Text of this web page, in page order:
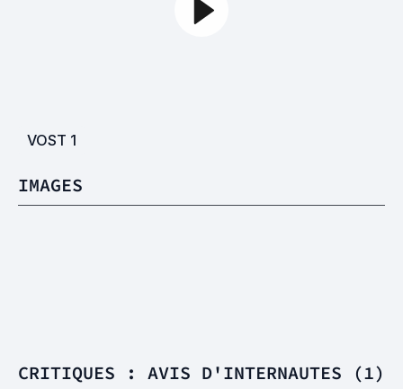
VOST 1
IMAGES
CRITIQUES : AVIS D'INTERNAUTES (1)